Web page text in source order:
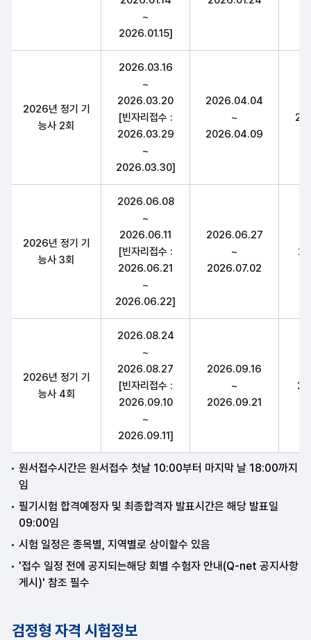
~
2026.01.15]
2026년 정기 기
능사 2회
2026.03.16
~
2026.03.20
[빈자리접수 :
2026.03.29
~
2026.03.30]
2026.04.04
~
2026.04.09
2026년 정기 기
능사 3회
2026.06.08
~
2026.06.11
[빈자리접수 :
2026.06.21
~
2026.06.22]
2026.06.27
~
2026.07.02
2026년 정기 기
능사 4회
2026.08.24
~
2026.08.27
[빈자리접수 :
2026.09.10
~
2026.09.11]
2026.09.16
~
2026.09.21
원서접수시간은 원서접수 첫날 10:00부터 마지막 날 18:00까지
임
필기시험 합격예정자 및 최종합격자 발표시간은 해당 발표일
09:00임
시험 일정은 종목별, 지역별로 상이할수 있음
'접수 일정 전에 공지되는해당 회별 수험자 안내(Q-net 공지사항
게시)' 참조 필수
검정형 자격 시험정보